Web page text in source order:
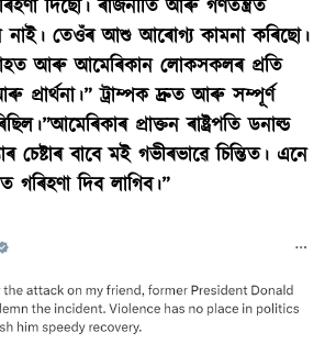
দিছো। ৰাজনীতি আৰু গণতন্ত্ৰত
নাই। তেওঁৰ আশু আৰোগ্য কামনা কৰিছো।
আৰু আমেৰিকান লোকসকলৰ প্ৰতি
প্ৰাৰ্থনা।” ট্ৰাম্পক দ্ৰুত আৰু সম্পূৰ্ণ
প্ৰাক্তন ৰাষ্ট্ৰপতি ডনাল্ড
চেষ্টাৰ বাবে মই গভীৰভাৱে চিন্তিত। এনে
গৰিহণা দিব লাগিব।”